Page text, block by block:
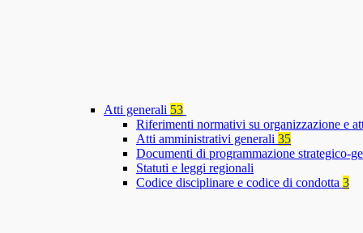
Atti generali 53
Riferimenti normativi su organizzazione e
Atti amministrativi generali 35
Documenti di programmazione strategico-
Statuti e leggi regionali
Codice disciplinare e codice di condotta 3